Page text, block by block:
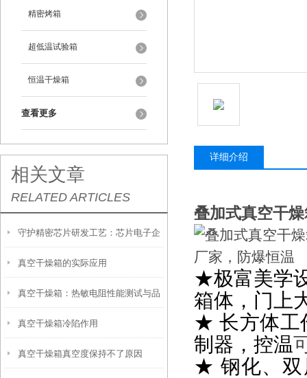
精密烤箱
超低温试验箱
恒温干燥箱
查看更多
相关文章
RELATED ARTICLES
守护精密芯片研发工艺：芯片电子企
业为何普遍选用勤卓真空干燥箱
真空干燥箱的实际应用
真空干燥箱：热敏电阻性能测试与品
质保障的精密利器
真空干燥箱冷陷作用
真空干燥箱真空度保持不了原因
详细介绍
叠加式真空干
★极富美学
箱体，门上
★ 长方体工
制器，控温
★ 钢化、双